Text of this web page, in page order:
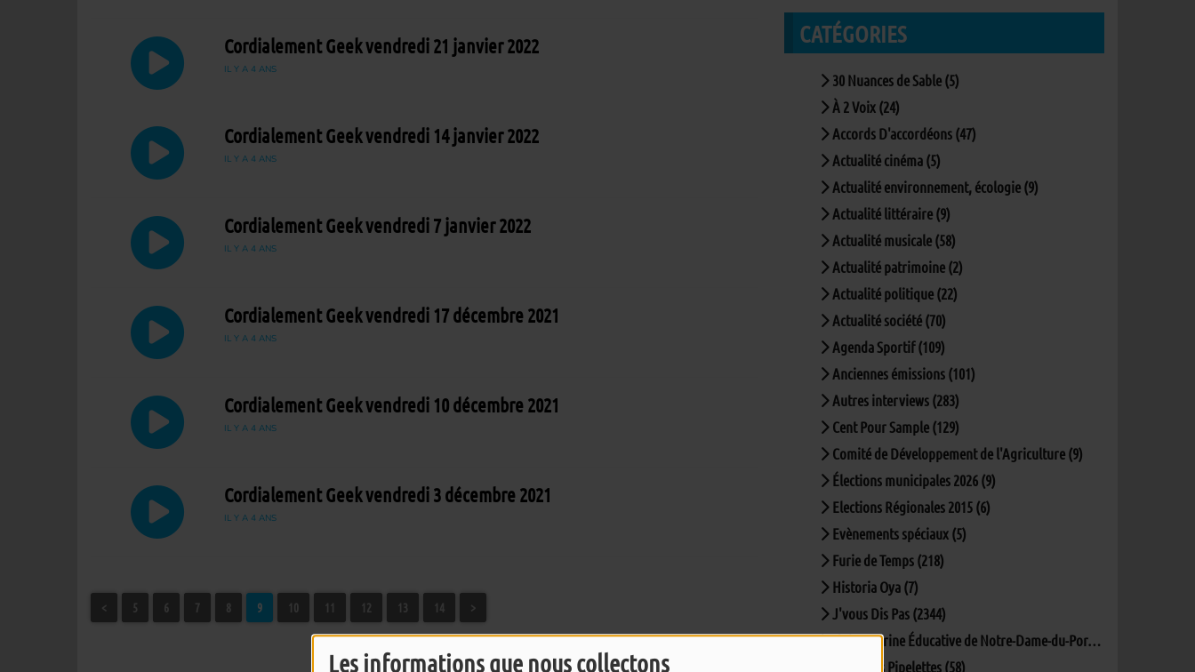
Les informations que nous collectons
Cordialement Geek vendredi 21 janvier 2022
IL Y A 4 ANS
Cordialement Geek vendredi 14 janvier 2022
IL Y A 4 ANS
Cordialement Geek vendredi 7 janvier 2022
IL Y A 4 ANS
Cordialement Geek vendredi 17 décembre 2021
IL Y A 4 ANS
Cordialement Geek vendredi 10 décembre 2021
IL Y A 4 ANS
Cordialement Geek vendredi 3 décembre 2021
IL Y A 4 ANS
< 5 6 7 8 9 10 11 12 13 14 >
CATÉGORIES
30 Nuances de Sable (5)
À 2 Voix (24)
Accords D'accordéons (47)
Actualité cinéma (5)
Actualité environnement, écologie (9)
Actualité littéraire (9)
Actualité musicale (58)
Actualité patrimoine (2)
Actualité politique (22)
Actualité société (70)
Agenda Sportif (109)
Anciennes émissions (101)
Autres interviews (283)
Cent Pour Sample (129)
Comité de Développement de l'Agriculture (9)
Élections municipales 2026 (9)
Elections Régionales 2015 (6)
Evènements spéciaux (5)
Furie de Temps (218)
Historia Oya (7)
J'vous Dis Pas (2344)
L'Aire Marine Éducative de Notre-Dame-du-Port (4)
L'info des Pipelettes (58)